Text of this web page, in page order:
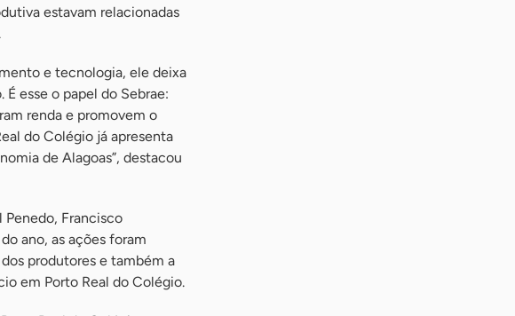
estavam relacionadas
e tecnologia, ele deixa
esse o papel do Sebrae:
renda e promovem o
do Colégio já apresenta
de Alagoas”, destacou
Penedo, Francisco
ano, as ações foram
produtores e também a
em Porto Real do Colégio.